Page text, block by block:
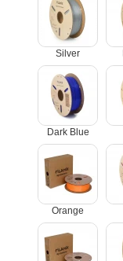
Silver
Dark Blue
Orange